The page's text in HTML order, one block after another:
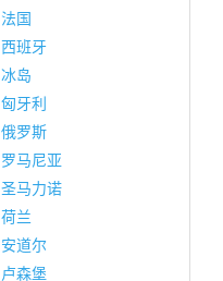
法国
西班牙
冰岛
匈牙利
俄罗斯
罗马尼亚
圣马力诺
荷兰
安道尔
卢森堡